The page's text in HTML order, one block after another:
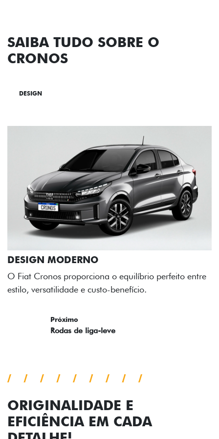
SAIBA TUDO SOBRE O
CRONOS
DESIGN
MODERNO
Fiat Cronos proporciona o equilíbrio perfeito entre
versatilidade e custo-benefício.
ORIGINALIDADE E